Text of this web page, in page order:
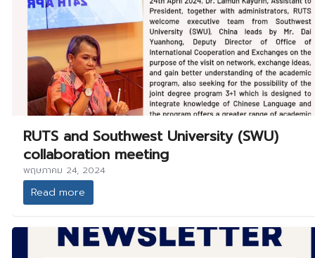
RUTS and Southwest University (SWU)
collaboration meeting
พฤษภาคม 24, 2024
Read more